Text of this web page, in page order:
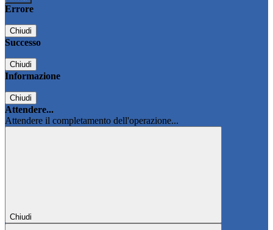
Errore
Chiudi
Successo
Chiudi
Informazione
Chiudi
Attendere...
Attendere il completamento dell'operazione...
Chiudi